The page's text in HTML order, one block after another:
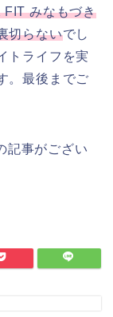
FIT みなもづき
切らないでし
トライフを実
。最後までご
記事がござい